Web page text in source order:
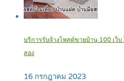
บริการรับจ้างโพสต์ขายบ้าน 100 เว็
สอง
16 กรกฎาคม 2023